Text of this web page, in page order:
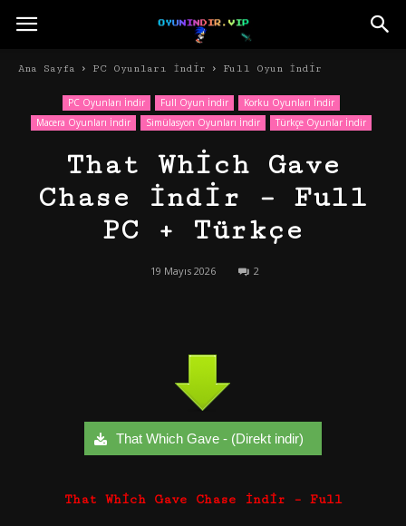
Ana Sayfa PC Oyunları İndir Full Oyun İndir
PC Oyunları İndir Full Oyun İndir
Korku Oyunları İndir
Macera Oyunları İndir
Simülasyon Oyunları İndir Türkçe Oyunlar İndir
That Which Gave
Chase İndir – Full
PC + Türkçe
19 Mayıs 2026 2
That Which Gave - (Direkt indir)
That Which Gave Chase İndir – Full